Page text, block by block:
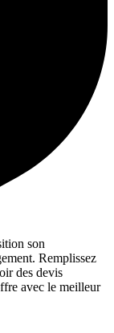
son
Remplissez
des devis
avec le meilleur